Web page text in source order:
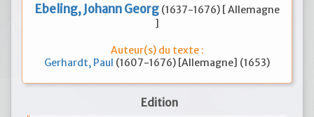
Ebeling, Johann Georg (1637-1676) [ Allemagne
]
Auteur(s) du texte :
Gerhardt, Paul (1607-1676) [Allemagne] (1653)
Edition